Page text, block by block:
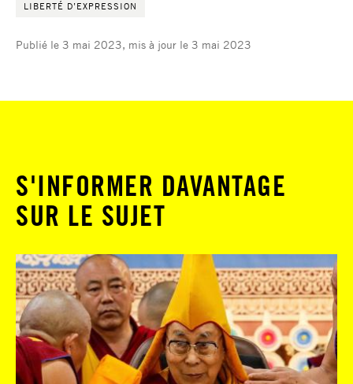
LIBERTÉ D’EXPRESSION
Publié le 3 mai 2023, mis à jour le 3 mai 2023
S'INFORMER DAVANTAGE
SUR LE SUJET